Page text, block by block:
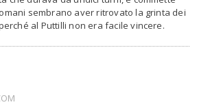
sembrano aver ritrovato la grinta dei
al Puttilli non era facile vincere.